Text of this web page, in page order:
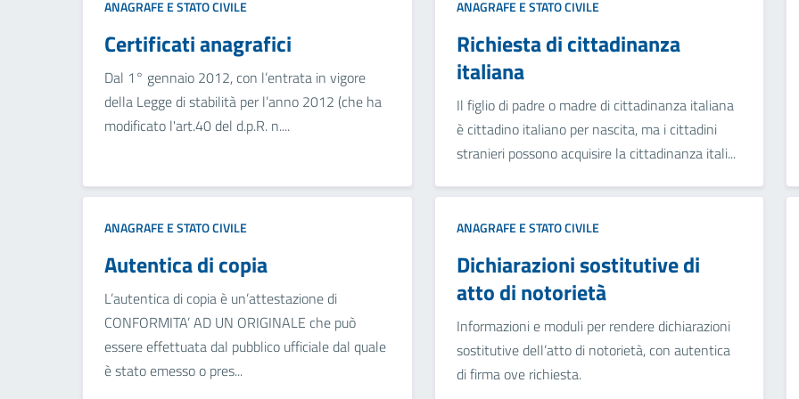
ANAGRAFE E STATO CIVILE
Certificati anagrafici
Dal 1° gennaio 2012, con l’entrata in vigore
della Legge di stabilità per l’anno 2012 (che ha
modificato l'art.40 del d.p.R. n....
ANAGRAFE E STATO CIVILE
Richiesta di cittadinanza
italiana
Il figlio di padre o madre di cittadinanza italiana
è cittadino italiano per nascita, ma i cittadini
stranieri possono acquisire la cittadinanza itali...
ANAGRAFE E STATO CIVILE
Autentica di copia
L’autentica di copia è un’attestazione di
CONFORMITA’ AD UN ORIGINALE che può
essere effettuata dal pubblico ufficiale dal quale
è stato emesso o pres...
ANAGRAFE E STATO CIVILE
Dichiarazioni sostitutive di
atto di notorietà
Informazioni e moduli per rendere dichiarazioni
sostitutive dell’atto di notorietà, con autentica
di firma ove richiesta.